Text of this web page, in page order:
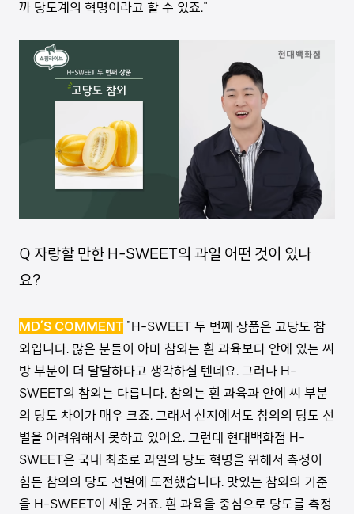
까 당도계의 혁명이라고 할 수 있죠."
Q 자랑할 만한 H-SWEET의 과일 어떤 것이 있나
요?
MD’S COMMENT "H-SWEET 두 번째 상품은 고당도 참
외입니다. 많은 분들이 아마 참외는 흰 과육보다 안에 있는 씨
방 부분이 더 달달하다고 생각하실 텐데요. 그러나 H-
SWEET의 참외는 다릅니다. 참외는 흰 과육과 안에 씨 부분
의 당도 차이가 매우 크죠. 그래서 산지에서도 참외의 당도 선
별을 어려워해서 못하고 있어요. 그런데 현대백화점 H-
SWEET은 국내 최초로 과일의 당도 혁명을 위해서 측정이
힘든 참외의 당도 선별에 도전했습니다. 맛있는 참외의 기준
을 H-SWEET이 세운 거죠. 흰 과육을 중심으로 당도를 측정